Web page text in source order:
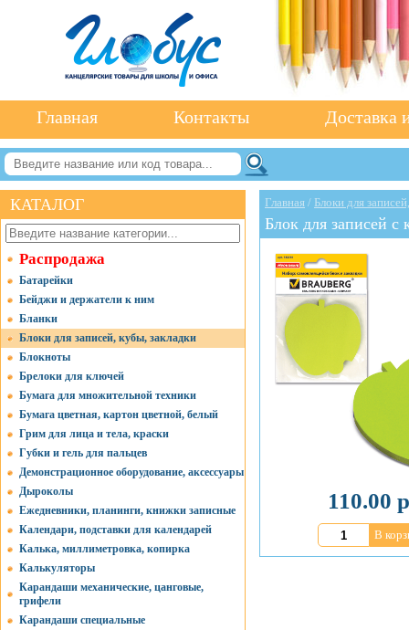
Главная Контакты Доставка
КАТАЛОГ
Распродажа
Батарейки
Бейджи и держатели к ним
Бланки
Блоки для записей, кубы, закладки
Блокноты
Брелоки для ключей
Бумага для множительной техники
Бумага цветная, картон цветной, белый
Грим для лица и тела, краски
Губки и гель для пальцев
Демонстрационное оборудование, аксессуары
Дыроколы
Ежедневники, планинги, книжки записные
Календари, подставки для календарей
Калька, миллиметровка, копирка
Калькуляторы
Карандаши механические, цанговые,
грифели
Карандаши специальные
Главная / Блоки для
Блок для записей с
110.00
В